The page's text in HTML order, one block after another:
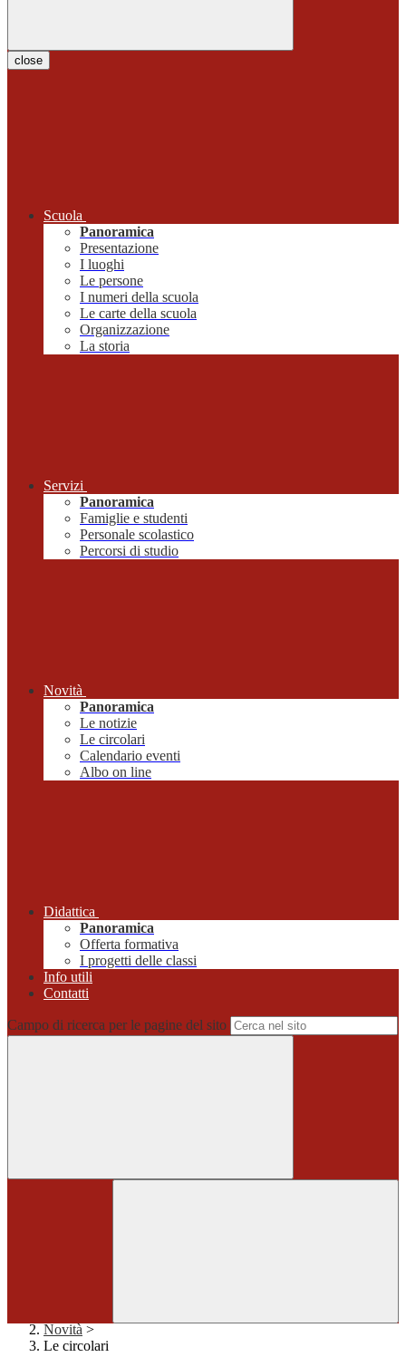
close
Scuola
Panoramica
Presentazione
I luoghi
Le persone
I numeri della scuola
Le carte della scuola
Organizzazione
La storia
Servizi
Panoramica
Famiglie e studenti
Personale scolastico
Percorsi di studio
Novità
Panoramica
Le notizie
Le circolari
Calendario eventi
Albo on line
Didattica
Panoramica
Offerta formativa
I progetti delle classi
Info utili
Contatti
Campo di ricerca per le pagine del sito
Novità >
Le circolari